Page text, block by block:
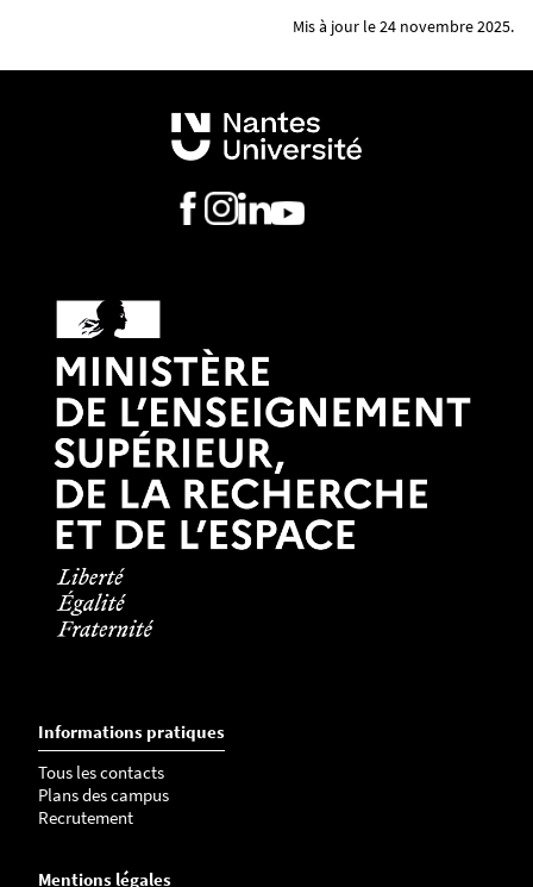
en anglais (1 à 5 pages). Ce document doit exposer
novateur, l'impact et les bénéfices du projet.
avis d'expert argumentésur la qualité
scientifique du sujet de thèse
l'expert doit êtreobligatoirement
d'universités, un directeur de recherche ou un
déontologie
l'expert doit
obligatoirement
Nantes Université
l'expert doitobligatoirementêtre de la même
section CNU ou du domaine de recherche
proposé pour la thèse
l'expert ne doit pas avoir effectué des travaux ou
publications communes avec le directeur de
thèse pressenti
Le CV de l'expert qui a rédigé l'avis
Leplan de financement
Laconvention de cotutelle
des séjours en cas de fractionnement.
Si vous souhaitez candidater pour la Bourse Eiffel
volet Doctorat, envoyez un message à
Mis à jour le 24 novembre 2025.
Informations pratiques
Tous les contacts
Plans des campus
Recrutement
Mentions légales